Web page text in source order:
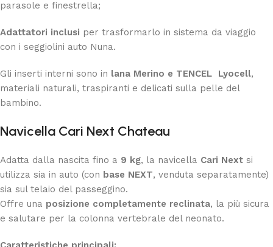
parasole e finestrella;
Adattatori inclusi per trasformarlo in sistema da viaggio
con i seggiolini auto Nuna.
Gli inserti interni sono in lana Merino e TENCEL Lyocell,
materiali naturali, traspiranti e delicati sulla pelle del
bambino.
Navicella Cari Next Chateau
Adatta dalla nascita fino a 9 kg, la navicella Cari Next si
utilizza sia in auto (con base NEXT, venduta separatamente)
sia sul telaio del passeggino.
Offre una posizione completamente reclinata, la più sicura
e salutare per la colonna vertebrale del neonato.